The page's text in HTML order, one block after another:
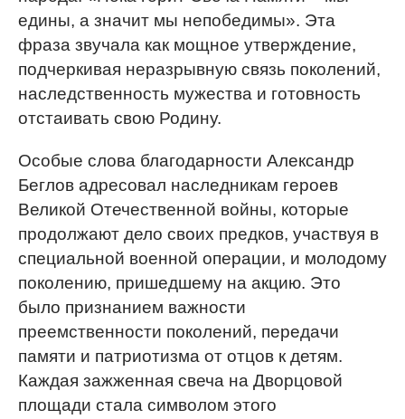
едины, а значит мы непобедимы». Эта
фраза звучала как мощное утверждение,
подчеркивая неразрывную связь поколений,
наследственность мужества и готовность
отстаивать свою Родину.
Особые слова благодарности Александр
Беглов адресовал наследникам героев
Великой Отечественной войны, которые
продолжают дело своих предков, участвуя в
специальной военной операции, и молодому
поколению, пришедшему на акцию. Это
было признанием важности
преемственности поколений, передачи
памяти и патриотизма от отцов к детям.
Каждая зажженная свеча на Дворцовой
площади стала символом этого